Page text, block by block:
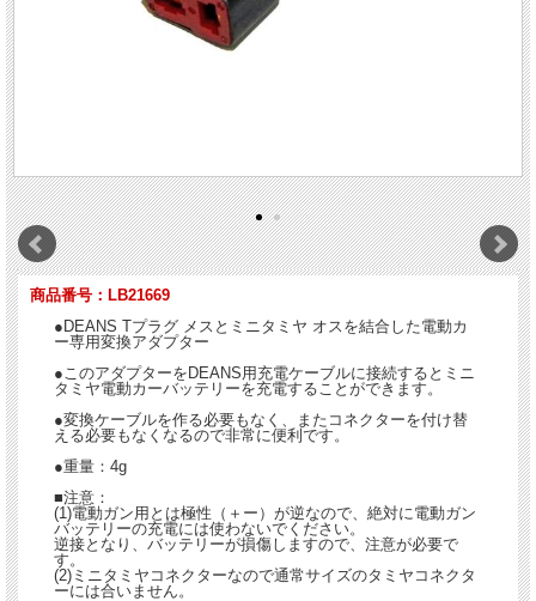
商品番号：LB21669
●DEANS Tプラグ メスとミニタミヤ オスを結合した電動カ
ー専用変換アダプター
●このアダプターをDEANS用充電ケーブルに接続するとミニ
タミヤ電動カーバッテリーを充電することができます。
●変換ケーブルを作る必要もなく、またコネクターを付け替
える必要もなくなるので非常に便利です。
●重量：4g
■注意：
(1)電動ガン用とは極性（＋ー）が逆なので、絶対に電動ガン
バッテリーの充電には使わないでください。
逆接となり、バッテリーが損傷しますので、注意が必要で
す。
(2)ミニタミヤコネクターなので通常サイズのタミヤコネクタ
ーには合いません。